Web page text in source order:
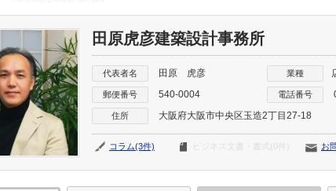
田原虎彦建築設計事務所
代表者名 田原 虎彦 業種
郵便番号 540-0004 電話番号
住所 大阪府大阪市中央区玉造2丁目27-18
コラム(3件) ビジネス文書・書式(0件) お